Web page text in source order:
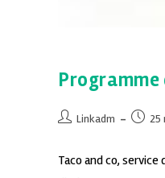
Programme
Linkadm 25
Taco and co,